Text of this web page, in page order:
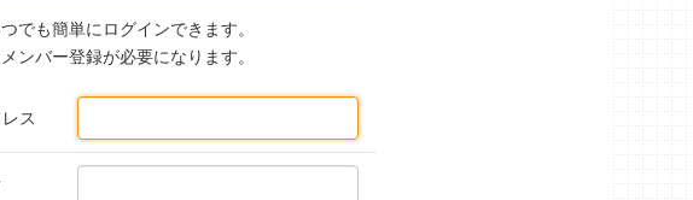
でも簡単にログインできます。
ンバー登録が必要になります。
ス